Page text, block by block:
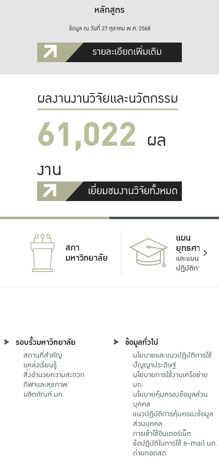
หลักสูตร
ข้อมูล ณ วันที่ 27 ตุลาคม พ.ศ. 2568
รายละเอียดเพิ่มเติม
ผลงานงานวิจัยและนวัตกรรม
61,022 ผล
งาน
เยี่ยมชมงานวิจัยทั้งหมด
สภา
มหาวิทยาลัย
แผน
ยุทธศาสตร์
และแผน
ปฏิบัติการ
รอบรั้วมหาวิทยาลัย
สถานที่สำคัญ
แหล่งเรียนรู้
สิ่งอำนวยความสะดวก
กีฬาและสุขภาพ
ผลิตภัณฑ์ มก.
ข้อมูลทั่วไป
นโยบายและแนวปฏิบัติการใช้
ปัญญาประดิษฐ์
นโยบายการใช้งานเครือข่าย
มก.
นโยบายคุ้มครองข้อมูลส่วน
บุคคล
แนวปฏิบัติการคุ้มครองข้อมูล
ส่วนบุคคล
การเข้าใช้อินเตอร์เน็ต
ข้อปฏิบัติในการใช้ e-mail มก.
ถ่ายทอดสด